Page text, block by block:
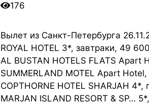
176
Вылет из Санкт-Петербурга
ROYAL HOTEL 3*, завтраки, 49
AL BUSTAN HOTELS FLATS Apart
SUMMERLAND MOTEL Apart
COPTHORNE HOTEL SHARJAH
MARJAN ISLAND RESORT & SP…